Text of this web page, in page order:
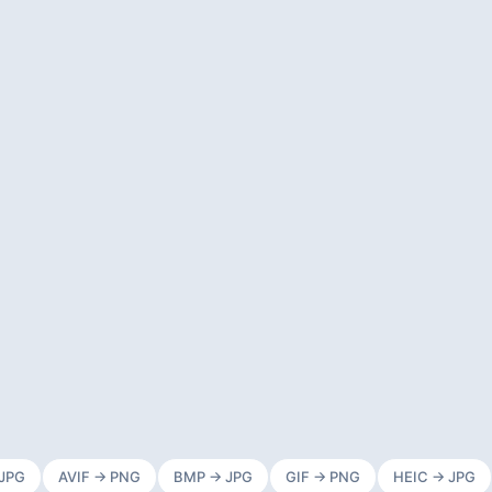
AVIF → PNG BMP → JPG GIF → PNG HEIC → JPG